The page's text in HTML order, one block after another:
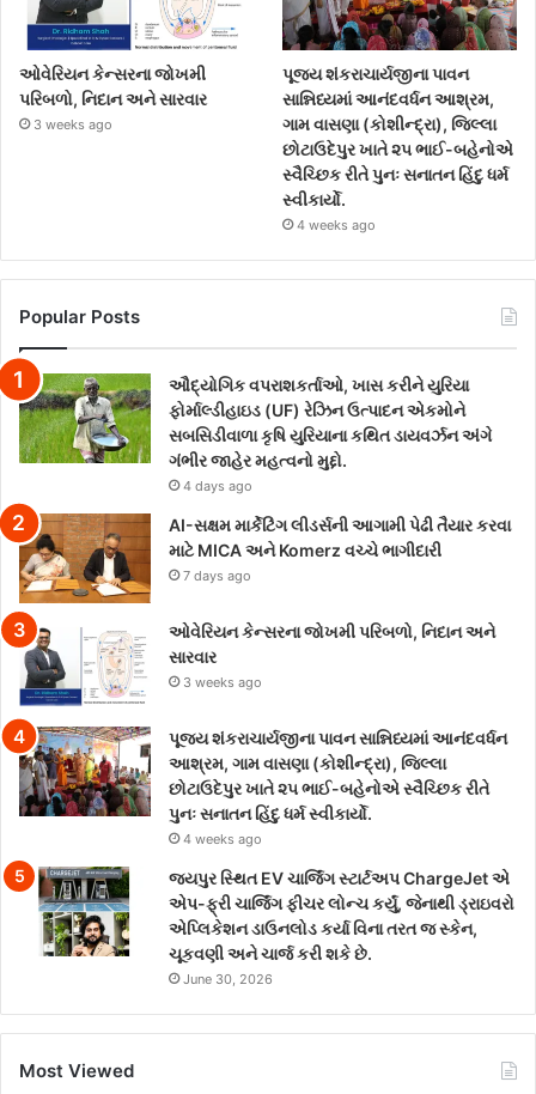
ઓવેરિયન કેન્સરના જોખમી
પરિબળો, નિદાન અને સારવાર
3 weeks ago
પૂજ્ય શંકરાચાર્યજીના પાવન
સાન્નિધ્યમાં આનંદવર્ધન આશ્રમ,
ગામ વાસણા (કોશીન્દ્રા), જિલ્લા
છોટાઉદેપુર ખાતે ૨૫ ભાઈ-બહેનોએ
સ્વૈચ્છિક રીતે પુનઃ સનાતન હિંદુ ધર્મ
સ્વીકાર્યો.
4 weeks ago
Popular Posts
ઔદ્યોગિક વપરાશકર્તાઓ, ખાસ કરીને યુરિયા
ફોર્માલ્ડીહાઇડ (UF) રેઝિન ઉત્પાદન એકમોને
સબસિડીવાળા કૃષિ યુરિયાના કથિત ડાયવર્ઝન અંગે
ગંભીર જાહેર મહત્વનો મુદ્દો.
4 days ago
AI-સક્ષમ માર્કેટિંગ લીડર્સની આગામી પેઢી તૈયાર કરવા
માટે MICA અને Komerz વચ્ચે ભાગીદારી
7 days ago
ઓવેરિયન કેન્સરના જોખમી પરિબળો, નિદાન અને
સારવાર
3 weeks ago
પૂજ્ય શંકરાચાર્યજીના પાવન સાન્નિધ્યમાં આનંદવર્ધન
આશ્રમ, ગામ વાસણા (કોશીન્દ્રા), જિલ્લા
છોટાઉદેપુર ખાતે ૨૫ ભાઈ-બહેનોએ સ્વૈચ્છિક રીતે
પુનઃ સનાતન હિંદુ ધર્મ સ્વીકાર્યો.
4 weeks ago
જયપુર સ્થિત EV ચાર્જિંગ સ્ટાર્ટઅપ ChargeJet એ
એપ-ફ્રી ચાર્જિંગ ફીચર લોન્ચ કર્યું, જેનાથી ડ્રાઇવરો
એપ્લિકેશન ડાઉનલોડ કર્યા વિના તરત જ સ્કેન,
ચૂકવણી અને ચાર્જ કરી શકે છે.
June 30, 2026
Most Viewed